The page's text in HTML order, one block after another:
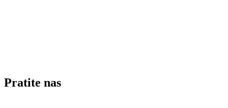
Pratite nas